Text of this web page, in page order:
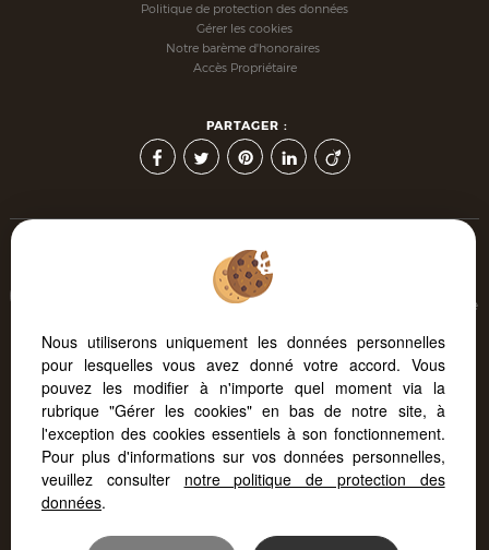
Politique de protection des données
Gérer les cookies
Notre barème d'honoraires
Accès Propriétaire
PARTAGER :
Afin de vous offrir un confort de lecture permanent, depuis
votre PC, votre tablette ou votre smartphone, notre site s'adapte
Logiciel immobilier Adapt Immo
Création site internet
Référencement site immobilier
Nous utiliserons uniquement les données personnelles
pour lesquelles vous avez donné votre accord. Vous
pouvez les modifier à n'importe quel moment via la
rubrique "Gérer les cookies" en bas de notre site, à
l'exception des cookies essentiels à son fonctionnement.
Pour plus d'informations sur vos données personnelles,
veuillez consulter notre politique de protection des
données.